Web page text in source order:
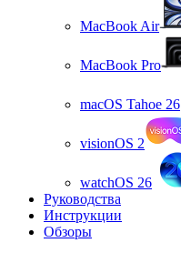
MacBook Air
MacBook Pro
macOS Tahoe 26
visionOS 2
watchOS 26
Руководства
Инструкции
Обзоры